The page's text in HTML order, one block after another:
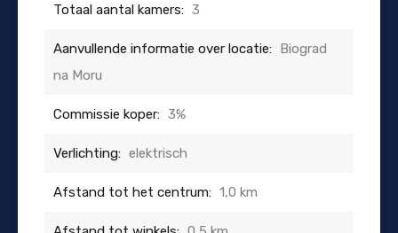
Totaal aantal kamers: 3
Aanvullende informatie over locatie: Biograd
na Moru
Commissie koper: 3%
Verlichting: elektrisch
Afstand tot het centrum: 1,0 km